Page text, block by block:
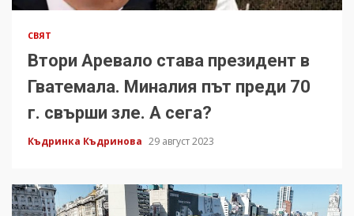
СВЯТ
Втори Аревало става президент в
Гватемала. Миналия път преди 70
г. свърши зле. А сега?
Къдринка Къдринова 29 август 2023